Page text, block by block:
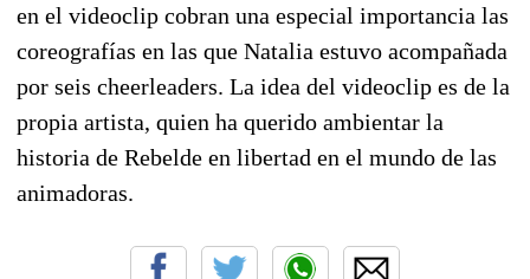
en el videoclip cobran una especial importancia las
coreografías en las que Natalia estuvo acompañada
por seis cheerleaders. La idea del videoclip es de la
propia artista, quien ha querido ambientar la
historia de Rebelde en libertad en el mundo de las
animadoras.